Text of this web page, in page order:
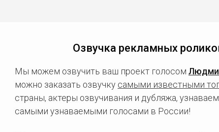
Озвучка рекламных
Мы можем озвучить ваш проект голосом
можно заказать озвучку самыми известными
страны, актеры озвучивания и дубляжа,
самыми узнаваемыми голосами в России!